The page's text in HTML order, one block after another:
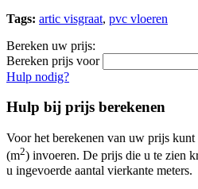
Tags: artic visgraat, pvc vloeren
Bereken uw prijs:
Bereken prijs voor
Hulp nodig?
Hulp bij prijs berekenen
Voor het berekenen van uw prijs kunt
(m2) invoeren. De prijs die u te zien
u ingevoerde aantal vierkante meters.